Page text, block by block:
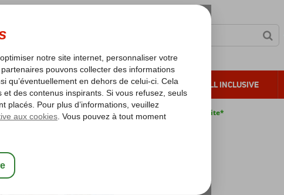
D'HIVER VACANCES AU SOLEIL ALL INCLUSIVE
Pas de surcharge carburant Annulation gratuite*